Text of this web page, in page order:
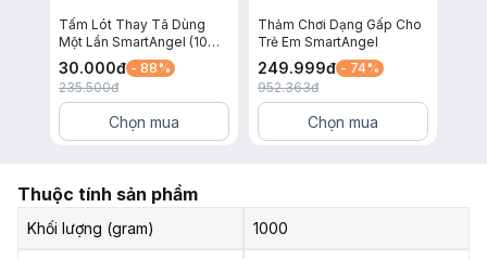
Tấm Lót Thay Tã Dùng
Một Lần SmartAngel (10
miếng)
30.000đ - 88%
235.500đ
Chọn mua
Thảm Chơi Dạng Gấp Cho
Trẻ Em SmartAngel
249.999đ - 74%
952.363đ
Chọn mua
Thuộc tính sản phẩm
Khối lượng (gram) 1000